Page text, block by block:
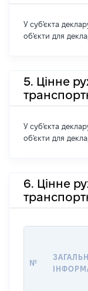
У суб'єкта
об'єкти для
5. Цінне
У суб'єкта
об'єкти для
6. Цінне
№